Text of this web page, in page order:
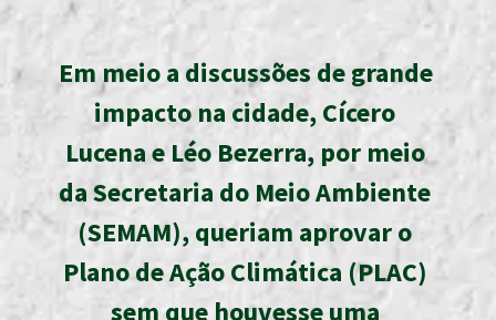
Em meio a discussões de grande
impacto na cidade, Cícero
Lucena e Léo Bezerra, por meio
da Secretaria do Meio Ambiente
(SEMAM), queriam aprovar o
Plano de Ação Climática (PLAC)
sem que houvesse uma